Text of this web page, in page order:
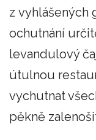
z vyhlášených
ochutnání
levandulový
útulnou
vychutnat
pěkně